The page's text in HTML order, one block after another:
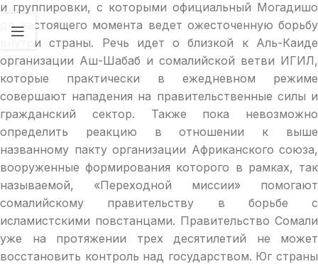
и группировки, с которыми официальный Могадишо
до настоящего момента ведет ожесточенную борьбу
внутри страны. Речь идет о близкой к Аль-Каиде
организации Аш-Шабаб и сомалийской ветви ИГИЛ,
которые практически в ежедневном режиме
совершают нападения на правительственные силы и
гражданский сектор. Также пока невозможно
определить реакцию в отношении к выше
названному пакту организации Африканского союза,
вооруженные формирования которого в рамках, так
называемой, «Переходной миссии» помогают
сомалийскому правительству в борьбе с
исламистскими повстанцами. Правительство Сомали
уже на протяжении трех десятилетий не может
восстановить контроль над государством. Юг страны